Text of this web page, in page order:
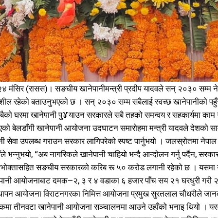
समाचार 1080
मधेश 215
राजनीति 55
अर्थ 54
फिचर 28
विशेष 25
प्रदेश 21
शिक्षा 19
बागमती
स्वास्थ्य
खेलकूद 15
खेल
11
समाचार 1080
मधेश 215
राजनीति 55
अर्थ 54
फिचर 28
विशेष 25
प्रदेश 21
शिक्षा 19
बागमती
स्वास्थ्य
खेलकूद 15
खेल
11
मंसिर (रासस)। सङघीय खानेपानीमन्त्री प्रदीप यादवले सन् २०३० सम्म
रहेको बताउनुभएको छ । सन् २०३० सम्म सबैलाई स्वच्छ खानेपानीको पहुँच
घरमा खानेपानी पु¥याउन सरकारले सबै तहको समन्वय र सहकार्यमा काम
बेलडाँगी खानेपानी आयोजना उदघाटन समारोहमा मन्त्री यादवले
सेवा उपलब्ध गराउन सरकार लागिपरेको स्पष्ट पार्नुभयो । जलस्रोतमा
भन्नुभयो, “अब नागरिकले खानेपानी चाहियो भन्दै आन्दोलन गर्नु पर्दैन,
सङघीय सरकारको करिब रू ५० करोड लगानी रहेको छ ।
आयोजनाबाट दमक–२, ३ र ४ वडाका ६ हजार पाँच सय २१ घरधुरी
आयोजना विराटनगरका निमित्त आयोजना प्रमुख सुरतलाल चौधरीले
तीनवटा खानेपानी आयोजना सञ्चालनमा आउने उहाँको भनाइ थियो । यस